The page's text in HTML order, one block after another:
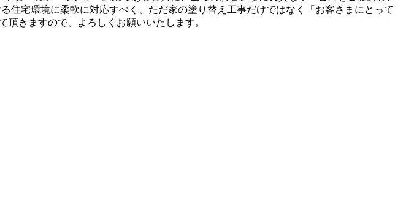
宅環境に柔軟に対応すべく、ただ家の塗り替え工事だけではなく「お客さまにとって
きますので、よろしくお願いいたします。